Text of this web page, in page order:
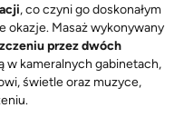
, co czyni go doskonałym
okazje. Masaż wykonywany
przez dwóch
w kameralnych gabinetach,
świetle oraz muzyce,